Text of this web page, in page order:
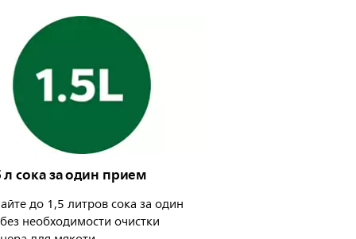
сока за один прием
до 1,5 литров сока за один
необходимости очистки